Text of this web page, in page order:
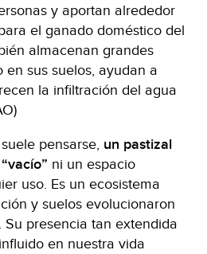
y aportan alrededor
el ganado doméstico del
almacenan grandes
sus suelos, ayudan a
la infiltración del agua
pensarse, un pastizal
ni un espacio
uso. Es un ecosistema
y suelos evolucionaron
presencia tan extendida
en nuestra vida